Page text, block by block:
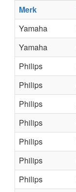
Merk
Yamaha
Yamaha
Philips
Philips
Philips
Philips
Philips
Philips
Philips